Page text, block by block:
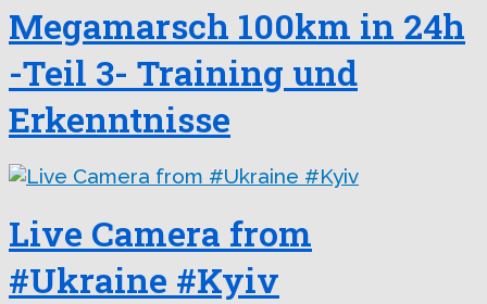
Megamarsch 100km in 24h
-Teil 3- Training und
Erkenntnisse
Live Camera from
#Ukraine #Kyiv